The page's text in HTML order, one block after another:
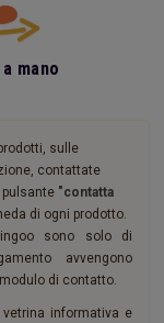
mano
sulle
contattate
"contatta
di ogni prodotto.
sono solo di
avvengono
di contatto.
informativa e